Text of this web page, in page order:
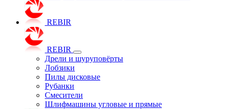
REBIR
REBIR
Дрели и шуруповёрты
Лобзики
Пилы дисковые
Рубанки
Смесители
Шлифмашины угловые и прямые